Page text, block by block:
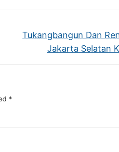
Tukangbangun Dan
Jakarta Selatan
*